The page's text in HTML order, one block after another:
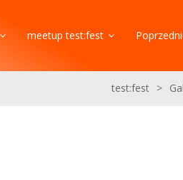
meetup test:fest
test:fest >